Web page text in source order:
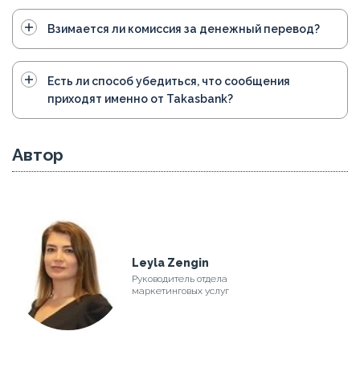
Взимается ли комиссия за денежный перевод?
Есть ли способ убедиться, что сообщения
приходят именно от Takasbank?
Автор
Leyla Zengin
Руководитель отдела
маркетинговых услуг